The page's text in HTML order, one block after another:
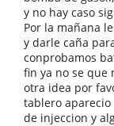
y no hay caso
Por la mañana
y darle caña
conprobamos
fin ya no se que
otra idea por
tablero
de injeccion y